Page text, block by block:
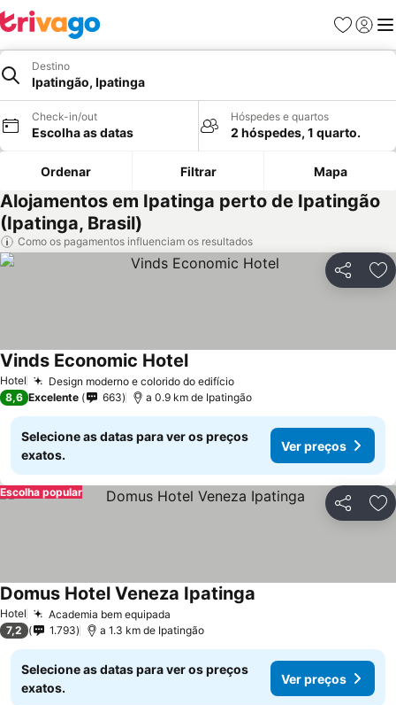
Favoritos
Iniciar
Destino
Ipatingão, Ipatinga
Check-in/out
Escolha as datas
Hóspedes e quartos
2 hóspedes, 1 quarto.
Ordenar Filtrar Mapa
Alojamentos em Ipatinga perto de Ipatingão
(Ipatinga, Brasil)
Como os pagamentos influenciam os resultados
Partilhar
Hotel Design moderno e colorido do edifícioVer preços
Vinds Economic HotelVer preços
8,6 Excelente 663 a 0.9 km de Ipatingão
Selecione as datas para ver os preços
exatos.
Ver preços
Partilhar
Escolha popular
Hotel Academia bem equipada
Domus Hotel Veneza Ipatinga
7,2 1.793 a 1.3 km de Ipatingão
Selecione as datas para ver os preços
exatos.
Ver preços